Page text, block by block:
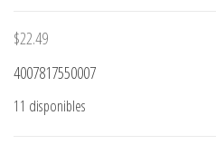
$22.49
4007817550007
11 disponibles